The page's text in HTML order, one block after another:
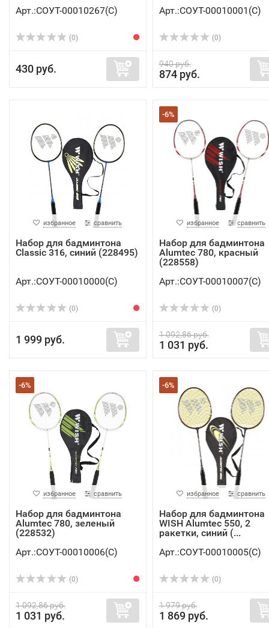
Арт.:СОУТ-00010267(C)
(0)
430 руб.
Арт.:СОУТ-00010001(C)
(0)
940 руб.
874 руб.
избранное сравнить
Набор для бадминтона
Classic 316, синий (228495)
Арт.:СОУТ-00010000(C)
(0)
1 999 руб.
-6%
избранное сравнить
Набор для бадминтона
Alumtec 780, красный
(228558)
Арт.:СОУТ-00010007(C)
(0)
1 092,86 руб.
1 031 руб.
-6%
избранное сравнить
Набор для бадминтона
Alumtec 780, зеленый
(228532)
Арт.:СОУТ-00010006(C)
(0)
1 092,86 руб.
1 031 руб.
-6%
избранное сравнить
Набор для бадминтона
WISH Alumtec 550, 2
ракетки, синий (...
Арт.:СОУТ-00010005(C)
(0)
1 979 руб.
1 869 руб.